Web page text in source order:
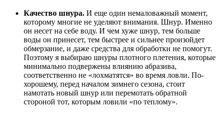
Качество шнура. И еще один немаловажный момент,
которому многие не уделяют внимания. Шнур. Именно
он несет на себе воду. И чем хуже шнур, тем больше
воды он принесет, тем быстрее и сильнее произойдет
обмерзание, и даже средства для обработки не помогут.
Поэтому я выбираю шнуры плотного плетения, которые
минимально подвержены влиянию абразива,
соответственно не «лохматятся» во время ловли. По-
хорошему, перед началом зимнего сезона, стоит
намотать новый шнур или перемотать обратной
стороной тот, которым ловили «по теплому».